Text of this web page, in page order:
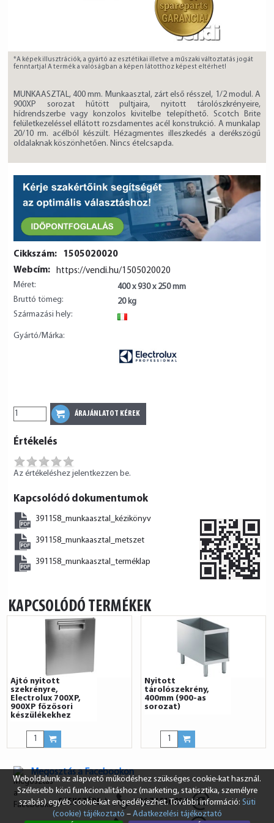
SZEKSZÁRD +36 74 510 054
*A képek illusztrációk, a gyártó az esztétikai illetve a műszaki változtatás jogát
fenntartja! A termék a valóságban a képen látotthoz képest eltérhet!
MUNKAASZTAL, 400 mm. Munkaasztal, zárt első résszel, 1/2 modul. A
900XP sorozat hűtött pultjaira, nyitott tárolószkrényeire,
hídrendszerbe vagy konzolos kivitelbe telepíthető. Scotch Brite
felületkezeléssel ellátott rozsdamentes acél konstrukció. A munkalap
20/10 rm. acélból készült. Hézagmentes illeszkedés a derékszögű
oldalaknak köszönhetően. Nincs ételcsapda.
Cikkszám:
1505020020
Webcím:
https://vendi.hu/1505020020
Méret:
400 x 930 x 250 mm
Bruttó tömeg:
20 kg
Származási hely:
Gyártó/Márka:
Értékelés
Az értékeléshez jelentkezzen be.
Kapcsolódó dokumentumok
391158_munkaasztal_kézikönyv
391158_munkaasztal_metszet
391158_munkaasztal_terméklap
KAPCSOLÓDÓ TERMÉKEK
Ajtó nyitott
szekrényre,
Electrolux 700XP,
900XP főzősori
készülékekhez
Nyitott
tárolószekrény,
400mm (900-as
sorozat)
Megosztás a Facebookon
Weboldalunk az alapvető működéshez szükséges cookie-kat használ.
Szélesebb körű funkcionalitáshoz (marketing, statisztika, személyre
szabás) egyéb cookie-kat engedélyezhet. További információ: Süti
(cookie) tájékoztató – Adatkezelési tájékoztató